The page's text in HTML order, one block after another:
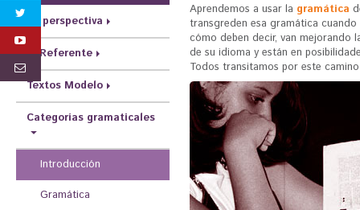
e
n
c
u
e
n
r
a
Aprendemos a usar la gramática
transgreden esa gramática
cómo deben decir, van mejorando
de su idioma y están en
Todos transitamos por este
La perspectiva
El Referente
Textos Modelo
Categorías gramaticales
Introducción
Gramática